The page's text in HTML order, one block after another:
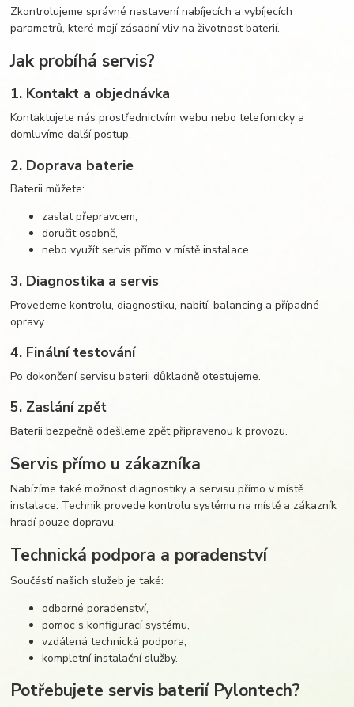
Zkontrolujeme správné nastavení nabíjecích a vybíjecích
parametrů, které mají zásadní vliv na životnost baterií.
Jak probíhá servis?
1. Kontakt a objednávka
Kontaktujete nás prostřednictvím webu nebo telefonicky a
domluvíme další postup.
2. Doprava baterie
Baterii můžete:
zaslat přepravcem,
doručit osobně,
nebo využít servis přímo v místě instalace.
3. Diagnostika a servis
Provedeme kontrolu, diagnostiku, nabití, balancing a případné
opravy.
4. Finální testování
Po dokončení servisu baterii důkladně otestujeme.
5. Zaslání zpět
Baterii bezpečně odešleme zpět připravenou k provozu.
Servis přímo u zákazníka
Nabízíme také možnost diagnostiky a servisu přímo v místě
instalace. Technik provede kontrolu systému na místě a zákazník
hradí pouze dopravu.
Technická podpora a poradenství
Součástí našich služeb je také:
odborné poradenství,
pomoc s konfigurací systému,
vzdálená technická podpora,
kompletní instalační služby.
Potřebujete servis baterií Pylontech?